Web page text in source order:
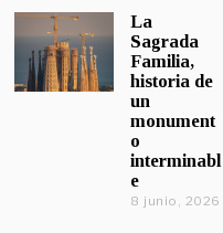
La
Sagrada
Familia,
historia de
un
monument
o
interminabl
e
8 junio, 2026